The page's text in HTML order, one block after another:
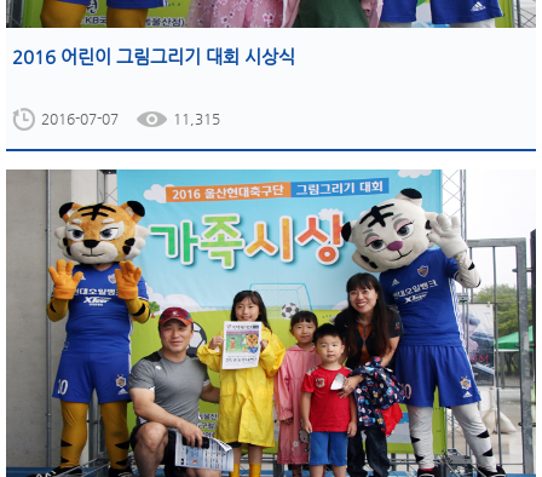
2016 어린이 그림그리기 대회 시상식
2016-07-07 11,315